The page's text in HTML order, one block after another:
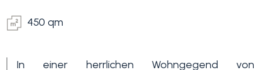
450 qm
In einer herrlichen Wohngegend von